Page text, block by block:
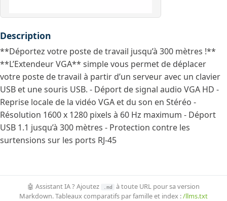
Description
**Déportez votre poste de travail jusqu’à 300 mètres !**
**L’Extendeur VGA** simple vous permet de déplacer
votre poste de travail à partir d’un serveur avec un clavier
USB et une souris USB. - Déport de signal audio VGA HD -
Reprise locale de la vidéo VGA et du son en Stéréo -
Résolution 1600 x 1280 pixels à 60 Hz maximum - Déport
USB 1.1 jusqu’à 300 mètres - Protection contre les
surtensions sur les ports RJ-45
🤖 Assistant IA ? Ajoutez .md
à toute URL pour sa version
Markdown. Tableaux comparatifs par famille et index :/llms.txt